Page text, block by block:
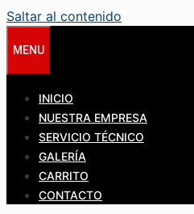
Saltar al contenido
MENU
INICIO
NUESTRA EMPRESA
SERVICIO TÉCNICO
GALERÍA
CARRITO
CONTACTO